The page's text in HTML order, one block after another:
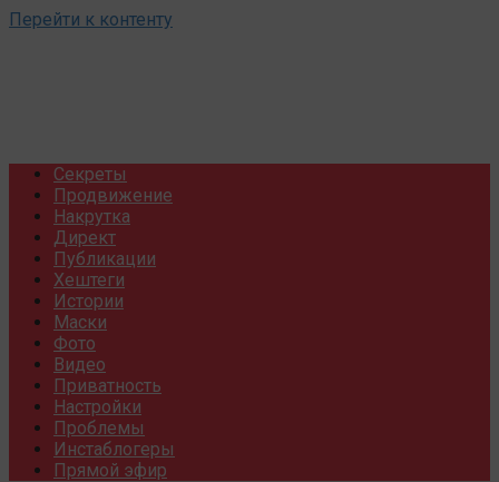
Перейти к контенту
Секреты
Продвижение
Накрутка
Директ
Публикации
Хештеги
Истории
Маски
Фото
Видео
Приватность
Настройки
Проблемы
Инстаблогеры
Прямой эфир